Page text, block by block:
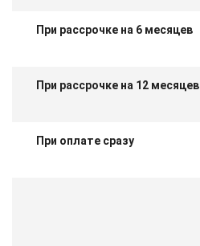
При рассрочке на 6 месяцев
При рассрочке на 12 месяцев
При оплате сразу